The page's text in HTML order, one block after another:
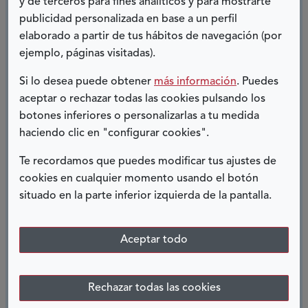
publicidad personalizada en base a un perfil
elaborado a partir de tus hábitos de navegación (por
ejemplo, páginas visitadas).
Si lo desea puede obtener más información. Puedes
aceptar o rechazar todas las cookies pulsando los
botones inferiores o personalizarlas a tu medida
haciendo clic en "configurar cookies".
Te recordamos que puedes modificar tus ajustes de
cookies en cualquier momento usando el botón
situado en la parte inferior izquierda de la pantalla.
Aceptar todo
Rechazar todas las cookies
pueden ofrecer muchas cosas y no me van a pedir nada.
Que se sienten bien ayudándome, que dosifican su
tiempo para regalarme un poquito cada día. Solo una
recordarme que quiero seguir.
Cada minuto que pasa estoy más seguro de que formo
parte de esta sociedad, que tengo funciones y debo ser
consecuente. Estar enfermo no es una condición de
vida impuesta por mi destino ni una condenación
obligada de mi enfermedad. Ni voy a llorar ni me voy a
tiempo. Lloraré cuando mi familia me aparte, mis amigos
no quieran compartir ilusiones, no encuentre a nadie a
encierre entre paredes lacradas de hastío y
desesperanza. Pero hasta que eso llegue, voy a andar